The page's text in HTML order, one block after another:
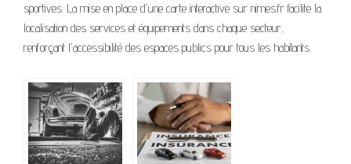
sportives. La mise en place d'une carte interactive sur nimes.fr facilite la
localisation des services et équipements dans chaque secteur,
renforçant l'accessibilité des espaces publics pour tous les habitants.